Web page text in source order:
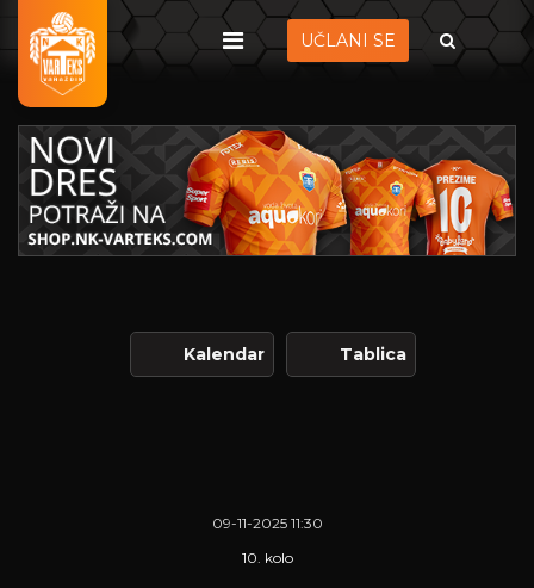
UČLANI SE
Kalendar Tablica
09-11-2025 11:30
10. kolo